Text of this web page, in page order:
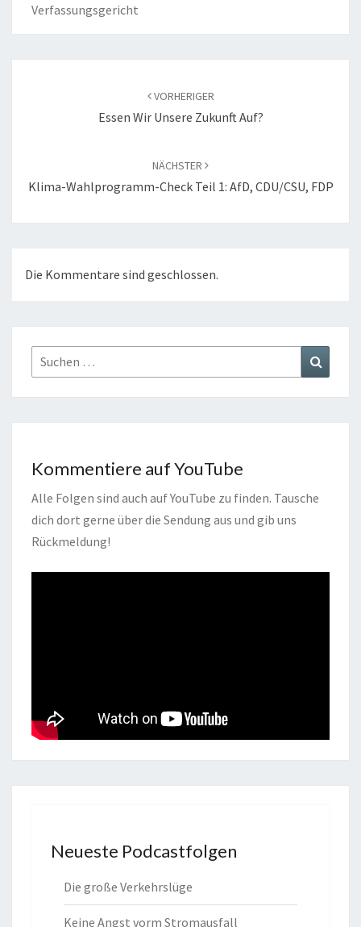
Verfassungsgericht
VORHERIGER
Essen Wir Unsere Zukunft Auf?
NÄCHSTER
Klima-Wahlprogramm-Check Teil 1: AfD, CDU/CSU, FDP
Die Kommentare sind geschlossen.
Suchen
nach:
Kommentiere auf YouTube
Alle Folgen sind auch auf YouTube zu finden. Tausche
dich dort gerne über die Sendung aus und gib uns
Rückmeldung!
Neueste Podcastfolgen
Die große Verkehrslüge
Keine Angst vorm Stromausfall